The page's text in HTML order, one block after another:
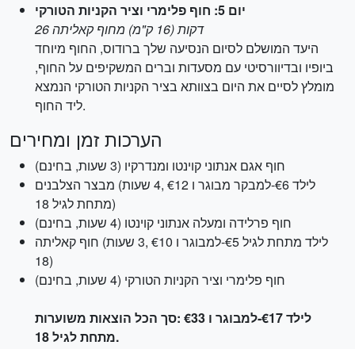
יום 5: חוף פלימרי וציר הקניות הטורקי
26 דקות (16 ק"מ) מחוף קאליתה
היעד המושלם לסיום הנסיעה שלך ברודוס, החוף מיוחד
ביופיו ובדיוורסיטי עם מסעדות וברים המשקיפים על החוף,
מומלץ לסיים את היום בצוותא בציר הקניות הטורקי הנמצא
ליד החוף.
הערכות זמן ומחירים
חוף אגם אנתוני קוינטו ומנדרקיו (3 שעות, בחינם)
מבצר הצלבנים (4 שעות, ‎€12 למבקר מבוגר ו-‎€6 לילד
מתחת לגיל 18)
חוף פרלידה ומעלה אנתוני קוינטו (4 שעות, בחינם)
חוף קאליתה (3 שעות, ‎€10 למבוגר ו-‎€5 לילד מתחת לגיל
18)
חוף פלימרי וציר הקניות הטורקי (4 שעות, בחינם)
סך הכל הוצאות משוערות: ‎€33 למבוגר ו-‎€17 לילד
מתחת לגיל 18.